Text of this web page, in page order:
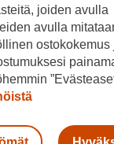
joiden avulla
avulla
ostokokemus